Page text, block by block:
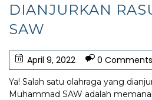
DIANJURKAN
SAW
April 9, 2022 0 Comments
Ya! Salah satu olahraga yang
Muhammad SAW adalah